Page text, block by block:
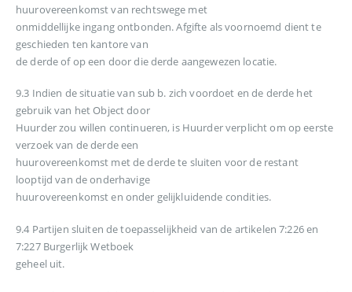
huurovereenkomst van rechtswege met
onmiddellijke ingang ontbonden. Afgifte als voornoemd dient te
geschieden ten kantore van
de derde of op een door die derde aangewezen locatie.
9.3 Indien de situatie van sub b. zich voordoet en de derde het
gebruik van het Object door
Huurder zou willen continueren, is Huurder verplicht om op eerste
verzoek van de derde een
huurovereenkomst met de derde te sluiten voor de restant
looptijd van de onderhavige
huurovereenkomst en onder gelijkluidende condities.
9.4 Partijen sluiten de toepasselijkheid van de artikelen 7:226 en
7:227 Burgerlijk Wetboek
geheel uit.